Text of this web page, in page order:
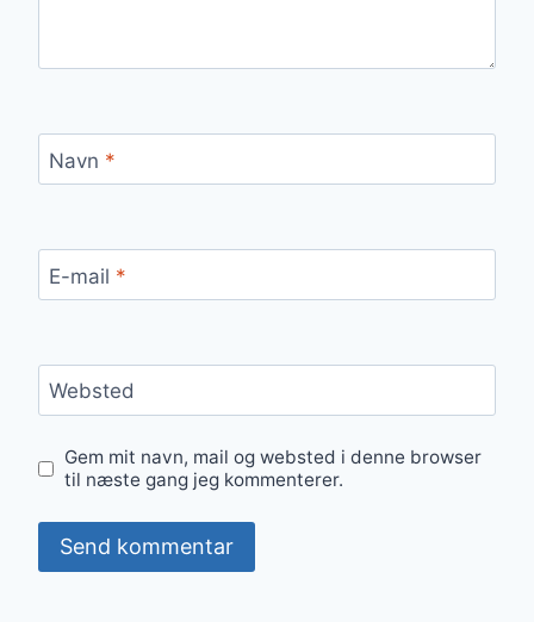
Navn *
E-mail *
Websted
Gem mit navn, mail og websted i denne browser
til næste gang jeg kommenterer.